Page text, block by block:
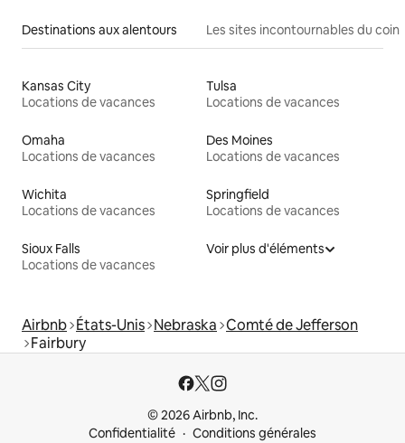
Destinations aux alentours Les sites incontournables du coin
Kansas City
Locations de vacances
Tulsa
Locations de vacances
Omaha
Locations de vacances
Des Moines
Locations de vacances
Wichita
Locations de vacances
Springfield
Locations de vacances
Sioux Falls
Locations de vacances
Voir plus d'éléments
Airbnb États-Unis Nebraska Comté de Jefferson
Fairbury
© 2026 Airbnb, Inc.
Confidentialité
Conditions générales